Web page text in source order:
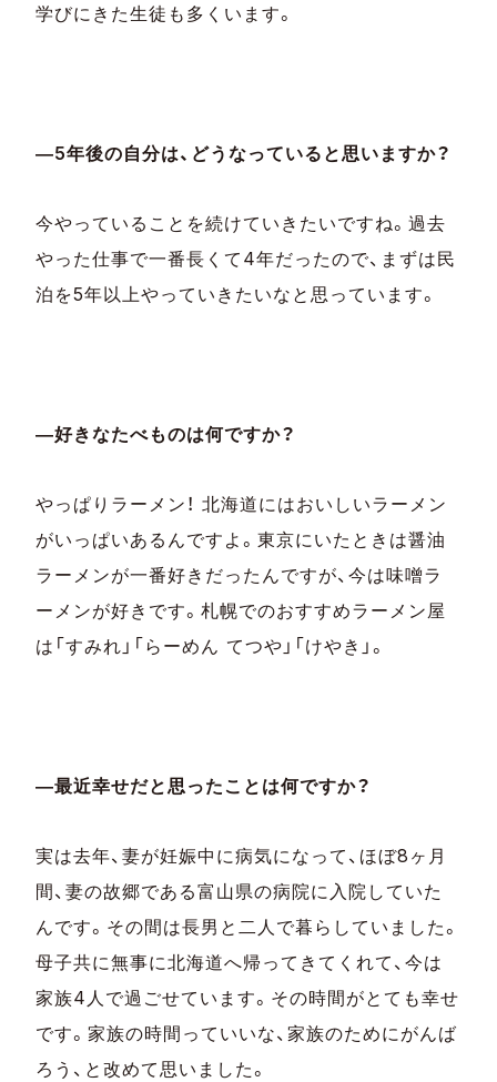
学びにきた生徒も多くいます。
―5年後の自分は、どうなっていると思いますか？
今やっていることを続けていきたいですね。過去
やった仕事で一番長くて4年だったので、まずは民
泊を5年以上やっていきたいなと思っています。
―好きなたべものは何ですか？
やっぱりラーメン！ 北海道にはおいしいラーメン
がいっぱいあるんですよ。東京にいたときは醤油
ラーメンが一番好きだったんですが、今は味噌ラ
ーメンが好きです。札幌でのおすすめラーメン屋
は「すみれ」「らーめん てつや」「けやき」。
―最近幸せだと思ったことは何ですか？
実は去年、妻が妊娠中に病気になって、ほぼ8ヶ月
間、妻の故郷である富山県の病院に入院していた
んです。その間は長男と二人で暮らしていました。
母子共に無事に北海道へ帰ってきてくれて、今は
家族4人で過ごせています。その時間がとても幸せ
です。家族の時間っていいな、家族のためにがんば
ろう、と改めて思いました。